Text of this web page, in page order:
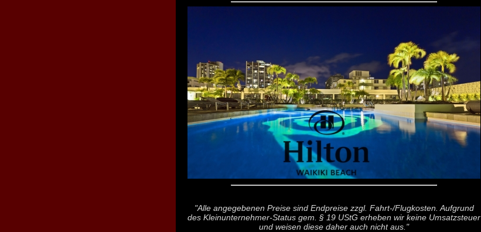
"Alle angegebenen Preise sind Endpreise zzgl. Fahrt-/Flugkosten. Aufgrund
des Kleinunternehmer-Status gem. § 19 UStG erheben wir keine Umsatzsteuer
und weisen diese daher auch nicht aus."